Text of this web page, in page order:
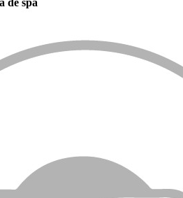
de spa